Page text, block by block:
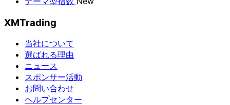
XMTrading
当社について
選ばれる理由
ニュース
スポンサー活動
お問い合わせ
ヘルプセンター